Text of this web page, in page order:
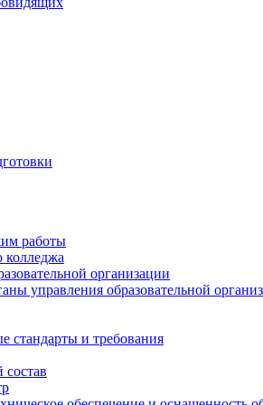
работы
колледжа
организации
управления образовательной
стандарты и требования
состав